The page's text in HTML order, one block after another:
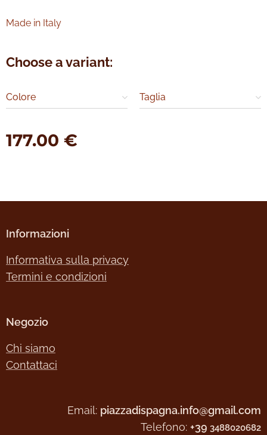
Made in Italy
Choose a variant:
Colore Taglia
177.00 €
Informazioni
Informativa sulla privacy
Termini e condizioni
Negozio
Chi siamo
Contattaci
Email: piazzadispagna.info@gmail.com
Telefono: +39 3488020682